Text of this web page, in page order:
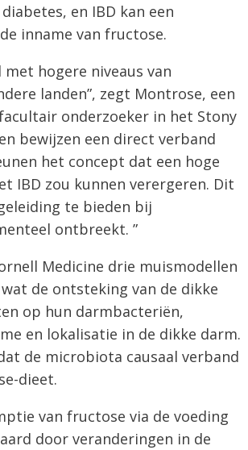
en IBD kan een
inname van fructose.
hogere niveaus van
landen”, zegt Montrose, een
onderzoeker in het Stony
bewijzen een direct verband
het concept dat een hoge
IBD zou kunnen verergeren. Dit
te bieden bij
ontbreekt. ”
Medicine drie muismodellen
de ontsteking van de dikke
op hun darmbacteriën,
en lokalisatie in de dikke darm.
de microbiota causaal verband
dieet.
van fructose via de voeding
door veranderingen in de